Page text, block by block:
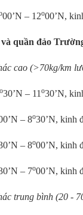
00’N – 12o00’N,
quần đảo
cao (>70kg/km
o30’N – 11 o30’N,
– 8o30’N, kinh
– 8o00’N, kinh
– 7o00’N, kinh
trung bình (20 -